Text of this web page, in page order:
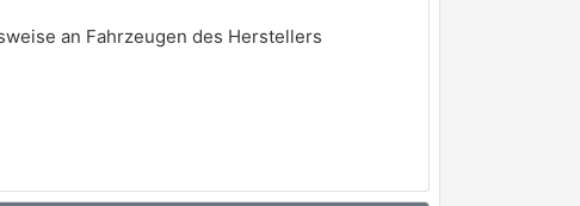
an Fahrzeugen des Herstellers